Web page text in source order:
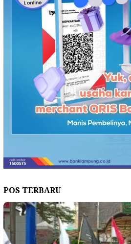
POS TERBARU